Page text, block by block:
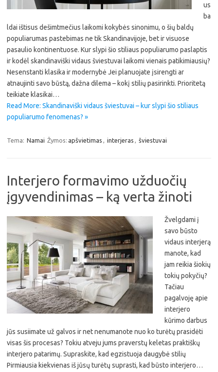
us
ba
ldai ištisus dešimtmečius laikomi kokybės sinonimu, o šių baldų
populiarumas pastebimas ne tik Skandinavijoje, bet ir visuose
pasaulio kontinentuose. Kur slypi šio stiliaus populiarumo paslaptis
ir kodėl skandinaviški vidaus šviestuvai laikomi vienais patikimiausių?
Nesenstanti klasika ir modernybė Jei planuojate įsirengti ar
atnaujinti savo būstą, dažna dilema – kokį stilių pasirinkti. Prioritetą
teikiate klasikai…
Read More: Skandinaviški vidaus šviestuvai – kur slypi šio stiliaus
populiarumo fenomenas? »
Tema: Namai Žymos: apšvietimas , interjeras , šviestuvai
Interjero formavimo užduočių
įgyvendinimas – ką verta žinoti
Žvelgdami į
savo būsto
vidaus interjerą
manote, kad
jam reikia šiokių
tokių pokyčių?
Tačiau
pagalvoję apie
interjero
kūrimo darbus
jūs susiimate už galvos ir net nenumanote nuo ko turėtų prasidėti
visas šis procesas? Tokiu atveju jums praverstų keletas praktiškų
interjero patarimų. Supraskite, kad egzistuoja daugybė stilių
Pirmiausia kiekvienas iš jūsų turėtų suprasti, kad būsto interjero…